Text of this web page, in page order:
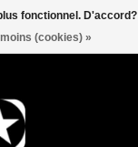
0 Articles - C$0.00
fonctionnel. D'accord?
(cookies) »